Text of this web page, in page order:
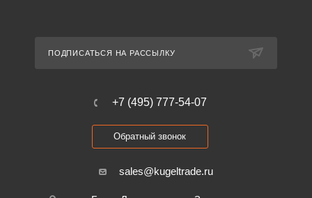
ПОДПИСАТЬСЯ НА РАССЫЛКУ
+7 (495) 777-54-07
Обратный звонок
sales@kugeltrade.ru